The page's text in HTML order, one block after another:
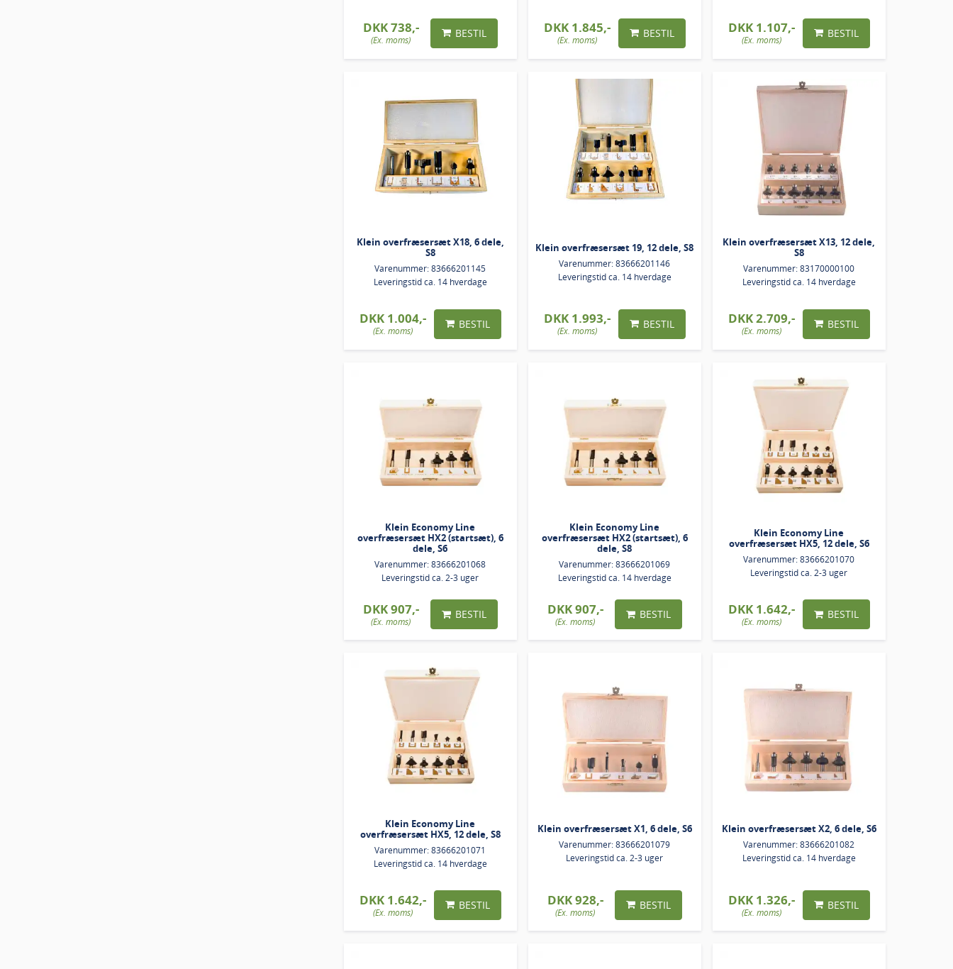
DKK 738,-
(Ex. moms)
BESTIL DKK 1.845,-
(Ex. moms)
BESTIL DKK 1.107,-
(Ex. moms)
BESTIL
Klein overfræsersæt X18, 6 dele,
S8
Varenummer: 83666201145
Leveringstid ca. 14 hverdage
DKK 1.004,-
(Ex. moms)
BESTIL
Klein overfræsersæt 19, 12 dele, S8
Varenummer: 83666201146
Leveringstid ca. 14 hverdage
DKK 1.993,-
(Ex. moms)
BESTIL
Klein overfræsersæt X13, 12 dele,
S8
Varenummer: 83170000100
Leveringstid ca. 14 hverdage
DKK 2.709,-
(Ex. moms)
BESTIL
Klein Economy Line
overfræsersæt HX2 (startsæt), 6
dele, S6
Varenummer: 83666201068
Leveringstid ca. 2-3 uger
DKK 907,-
(Ex. moms)
BESTIL
Klein Economy Line
overfræsersæt HX2 (startsæt), 6
dele, S8
Varenummer: 83666201069
Leveringstid ca. 14 hverdage
DKK 907,-
(Ex. moms)
BESTIL
Klein Economy Line
overfræsersæt HX5, 12 dele, S6
Varenummer: 83666201070
Leveringstid ca. 2-3 uger
DKK 1.642,-
(Ex. moms)
BESTIL
Klein Economy Line
overfræsersæt HX5, 12 dele, S8
Varenummer: 83666201071
Leveringstid ca. 14 hverdage
DKK 1.642,-
(Ex. moms)
BESTIL
Klein overfræsersæt X1, 6 dele, S6
Varenummer: 83666201079
Leveringstid ca. 2-3 uger
DKK 928,-
(Ex. moms)
BESTIL
Klein overfræsersæt X2, 6 dele, S6
Varenummer: 83666201082
Leveringstid ca. 14 hverdage
DKK 1.326,-
(Ex. moms)
BESTIL